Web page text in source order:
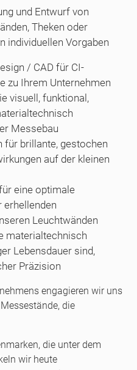
und Entwurf von
Theken oder
individuellen Vorgaben
/ CAD für CI-
zu Ihrem Unternehmen
visuell, funktional,
Messebau
für brillante, gestochen
auf der kleinen
eine optimale
erhellenden
Leuchtwänden
materialtechnisch
Lebensdauer sind,
Präzision
engagieren wir uns
die
die unter dem
wir heute